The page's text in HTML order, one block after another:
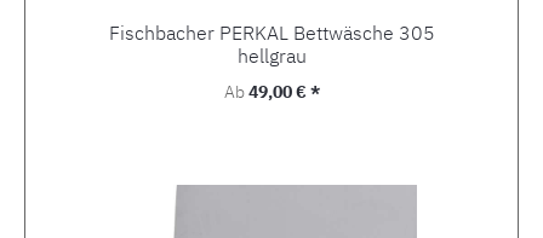
Fischbacher PERKAL Bettwäsche 305
hellgrau
Regulärer Preis:
Ab49,00 € *